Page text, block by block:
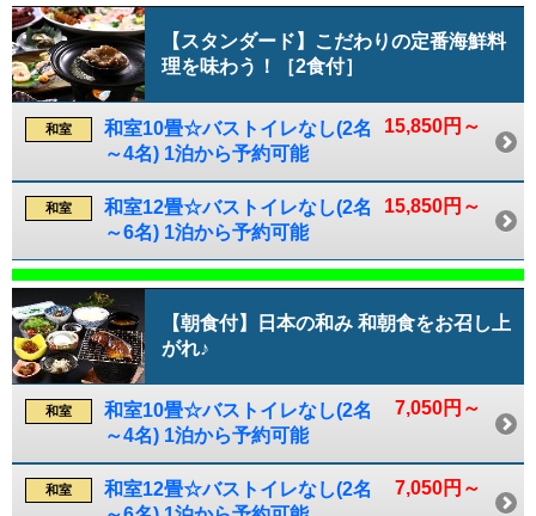
【スタンダード】こだわりの定番海鮮料
理を味わう！［2食付］
15,850円～
和室
和室10畳☆バストイレなし(2名
～4名) 1泊から予約可能
15,850円～
和室
和室12畳☆バストイレなし(2名
～6名) 1泊から予約可能
【朝食付】日本の和み 和朝食をお召し上
がれ♪
7,050円～
和室
和室10畳☆バストイレなし(2名
～4名) 1泊から予約可能
7,050円～
和室
和室12畳☆バストイレなし(2名